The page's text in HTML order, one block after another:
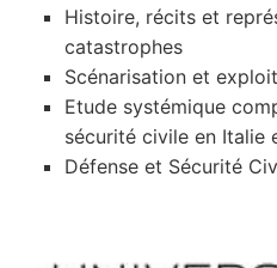
Histoire, récits et
catastrophes
Scénarisation et
Etude systémique
sécurité civile en Italie
Défense et Sécurité